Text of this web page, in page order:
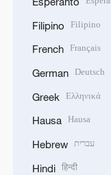
Filipino Filipino
French Français
German Deutsch
Greek Ελληνικά
Hausa Hausa
Hebrew עברית
Hindi हिन्दी